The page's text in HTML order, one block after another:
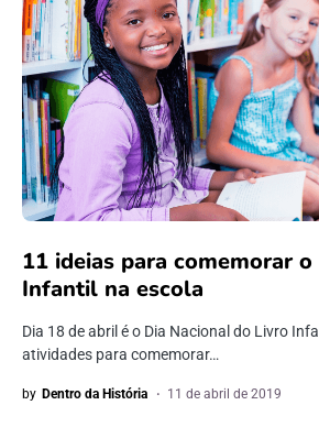
11 ideias para comemorar
Infantil na escola
Dia 18 de abril é o Dia Nacional do Livro
atividades para comemorar…
by Dentro da História 11 de abril de 2019